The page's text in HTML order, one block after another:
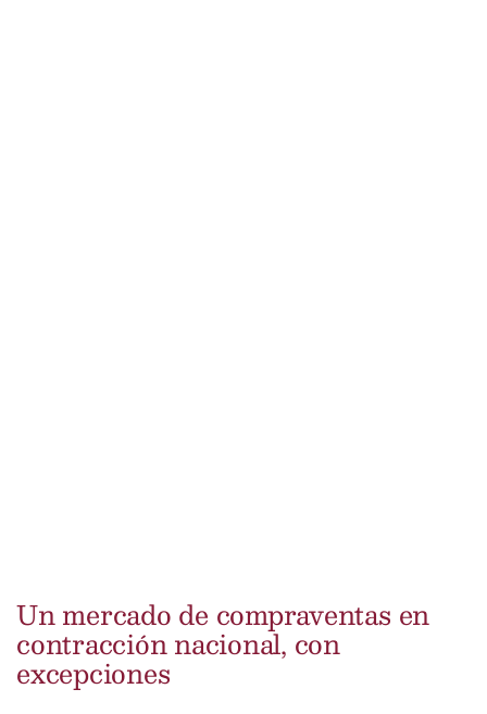
Un mercado de compraventas en
contracción nacional, con
excepciones